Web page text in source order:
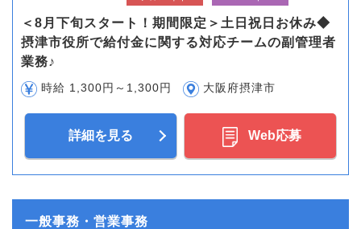
＜8月下旬スタート！期間限定＞土日祝日お休み◆
摂津市役所で給付金に関する対応チームの副管理者
業務♪
時給 1,300円～1,300円 大阪府摂津市
詳細を見る Web応募
一般事務・営業事務